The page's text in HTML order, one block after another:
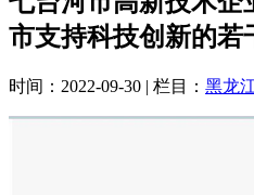
市支持科技创新的若
时间：2022-09-30 | 栏目： 黑龙